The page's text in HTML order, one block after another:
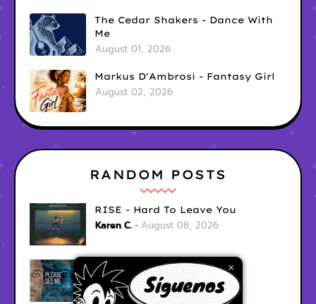
×
The Cedar Shakers - Dance With
Me
August 01, 2026
Markus D'Ambrosi - Fantasy Girl
August 02, 2026
RANDOM POSTS
RISE - Hard To Leave You
Karen C. August 08, 2026
Ari Fraser - Let Her Go
Karen C. August 08, 2026